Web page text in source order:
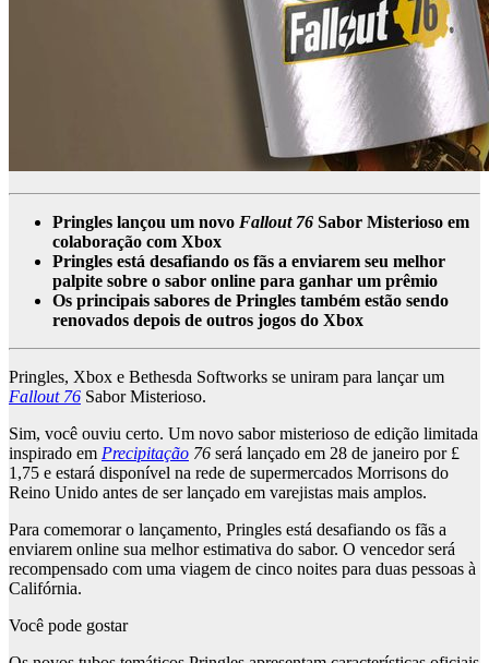
Pringles lançou um novo Fallout 76 Sabor Misterioso em
colaboração com Xbox
Pringles está desafiando os fãs a enviarem seu melhor
palpite sobre o sabor online para ganhar um prêmio
Os principais sabores de Pringles também estão sendo
renovados depois de outros jogos do Xbox
Pringles, Xbox e Bethesda Softworks se uniram para lançar um
Fallout 76 Sabor Misterioso.
Sim, você ouviu certo. Um novo sabor misterioso de edição limitada
inspirado em Precipitação 76 será lançado em 28 de janeiro por £
1,75 e estará disponível na rede de supermercados Morrisons do
Reino Unido antes de ser lançado em varejistas mais amplos.
Para comemorar o lançamento, Pringles está desafiando os fãs a
enviarem online sua melhor estimativa do sabor. O vencedor será
recompensado com uma viagem de cinco noites para duas pessoas à
Califórnia.
Você pode gostar